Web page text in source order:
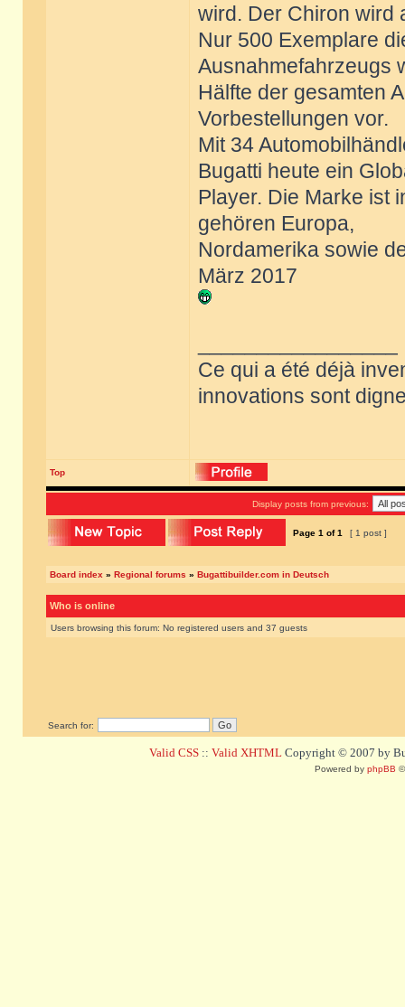
wird. Der Chiron wird
Nur 500 Exemplare
Ausnahmefahrzeugs
Hälfte der gesamten
Vorbestellungen vor.
Mit 34
Bugatti heute ein
Player. Die Marke ist
gehören Europa,
Nordamerika sowie
März 2017
Ce qui a été déjà
innovations sont
Top
Display posts from previous:
Page 1 of1 [ 1 post ]
Board index » Regional forums » Bugattibuilder.com in Deutsch
Who is online
Users browsing this forum: No registered users and 37 guests
Search for:
Valid CSS :: Valid XHTML Copyright © 2007 by
Powered by phpBB